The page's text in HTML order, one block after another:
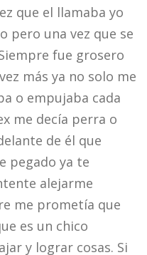
que el llamaba yo
pero una vez que se
fue grosero
más ya no solo me
o empujaba cada
me decía perra o
de él que
pegado ya te
alejarme
me prometía que
es un chico
y lograr cosas. Si